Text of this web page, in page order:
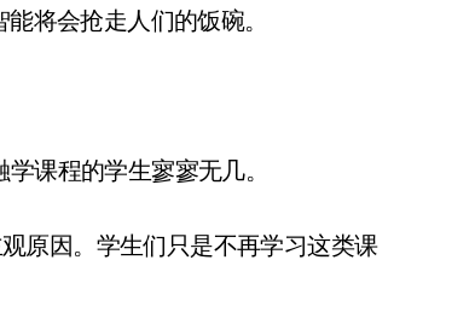
将会抢走人们的饭碗。
课程的学生寥寥无几。
原因。学生们只是不再学习这类课